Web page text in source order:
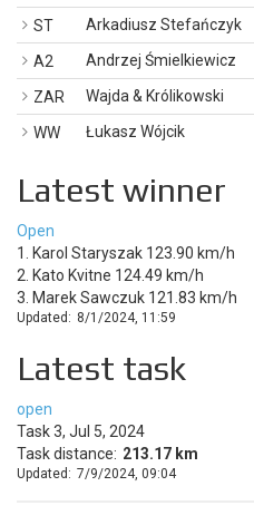
ST Arkadiusz Stefańczyk
A2 Andrzej Śmielkiewicz
ZAR Wajda & Królikowski
WW Łukasz Wójcik
Latest winner
Open
1. Karol Staryszak 123.90 km/h
2. Kato Kvitne 124.49 km/h
3. Marek Sawczuk 121.83 km/h
Updated: 8/1/2024, 11:59
Latest task
open
Task 3, Jul 5, 2024
Task distance: 213.17 km
Updated: 7/9/2024, 09:04